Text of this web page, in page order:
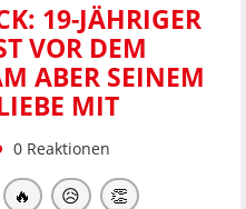
19-JÄHRIGER
VOR DEM
ABER SEINEM
MIT
0 Reaktionen
🔥 😥 👏